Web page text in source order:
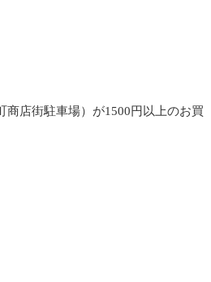
商店街駐車場）が1500円以上のお買